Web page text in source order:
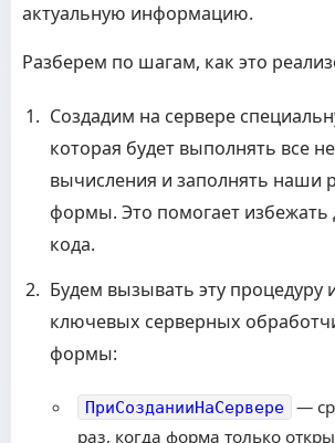
актуальную информацию.
Разберем по шагам, как это
Создадим на сервере
которая будет выполнять все
вычисления и заполнять наши
формы. Это помогает избежать
кода.
Будем вызывать эту процедуру
ключевых серверных
формы:
ПриСозданииНаСервере
—
раз, когда форма только